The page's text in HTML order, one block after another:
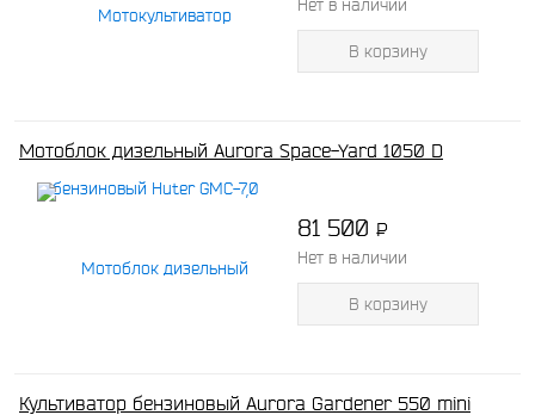
Нет в наличии
В корзину
Мотоблок дизельный Aurora Space-Yard 1050 D
81 500 P
-
Нет в наличии
В корзину
Культиватор бензиновый Aurora Gardener 550 mini